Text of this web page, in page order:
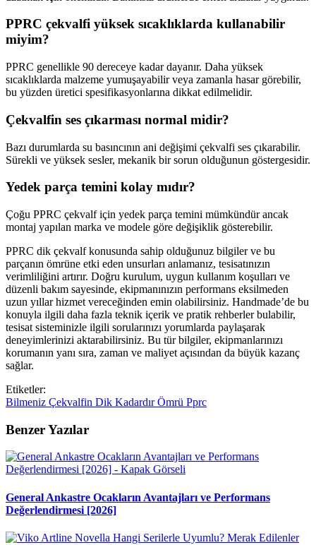
PPRC çekvalfi yüksek sıcaklıklarda kullanabilir
miyim?
PPRC genellikle 90 dereceye kadar dayanır. Daha yüksek
sıcaklıklarda malzeme yumuşayabilir veya zamanla hasar görebilir,
bu yüzden üretici spesifikasyonlarına dikkat edilmelidir.
Çekvalfin ses çıkarması normal midir?
Bazı durumlarda su basıncının ani değişimi çekvalfi ses çıkarabilir.
Sürekli ve yüksek sesler, mekanik bir sorun olduğunun göstergesidir.
Yedek parça temini kolay mıdır?
Çoğu PPRC çekvalf için yedek parça temini mümkündür ancak
montaj yapılan marka ve modele göre değişiklik gösterebilir.
PPRC dik çekvalf konusunda sahip olduğunuz bilgiler ve bu
parçanın ömrüne etki eden unsurları anlamanız, tesisatınızın
verimliliğini artırır. Doğru kurulum, uygun kullanım koşulları ve
düzenli bakım sayesinde, ekipmanınızın performans eksilmeden
uzun yıllar hizmet vereceğinden emin olabilirsiniz. Handmade’de bu
konuyla ilgili daha fazla teknik içerik ve pratik rehberler bulabilir,
tesisat sisteminizle ilgili sorularınızı yorumlarda paylaşarak
deneyimlerinizi aktarabilirsiniz. Bu tür bilgiler, ekipmanlarınızı
korumanın yanı sıra, zaman ve maliyet açısından da büyük kazanç
sağlar.
Etiketler:
Bilmeniz Çekvalfin Dik KadardırÖmrü Pprc
Benzer Yazılar
General Ankastre Ocakların Avantajları ve Performans
Değerlendirmesi [2026]